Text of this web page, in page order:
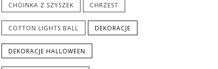
CHOINKA Z SZYSZEK CHRZEST
COTTON LIGHTS BALL DEKORACJE
DEKORACJE HALLOWEEN